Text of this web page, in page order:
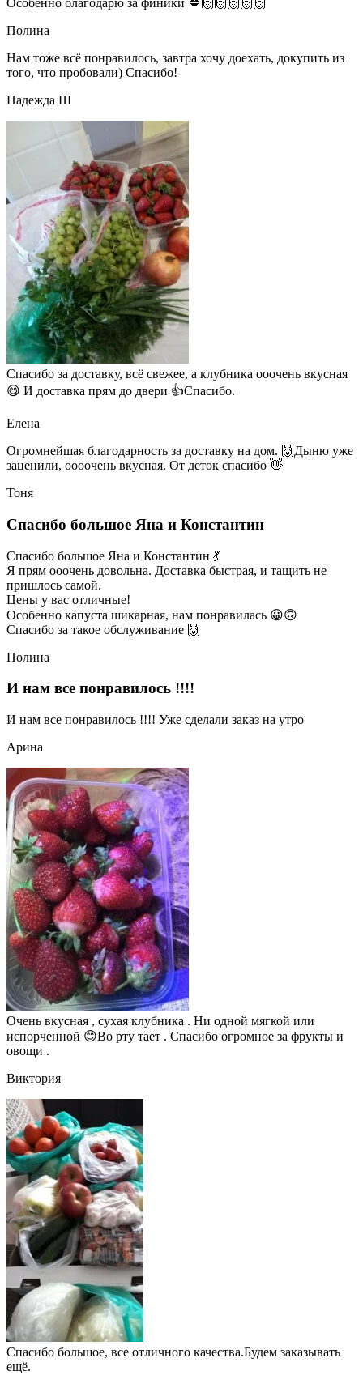
Особенно благодарю за финики 💋🙌🙌🙌🙌🙌
Полина
Нам тоже всё понравилось, завтра хочу доехать, докупить из
того, что пробовали) Спасибо!
Надежда Ш
Спасибо за доставку, всё свежее, а клубника ооочень вкусная
😋 И доставка прям до двери 👍Спасибо.
Елена
Огромнейшая благодарность за доставку на дом. 🙌Дыню уже
заценили, оооочень вкусная. От деток спасибо 👋
Тоня
Спасибо большое Яна и Константин
Спасибо большое Яна и Константин 💃
Я прям ооочень довольна. Доставка быстрая, и тащить не
пришлось самой.
Цены у вас отличные!
Особенно капуста шикарная, нам понравилась 😀🙃
Спасибо за такое обслуживание 🙌
Полина
И нам все понравилось !!!!
И нам все понравилось !!!! Уже сделали заказ на утро
Арина
Очень вкусная , сухая клубника . Ни одной мягкой или
испорченной 😊Во рту тает . Спасибо огромное за фрукты и
овощи .
Виктория
Спасибо большое, все отличного качества.Будем заказывать
ещё.